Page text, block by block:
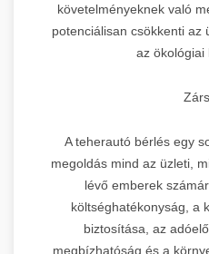
követelményeknek való
potenciálisan csökkenti az
az ökológiai
A teherautó bérlés egy
megoldás mind az üzleti,
lévő emberek
költséghatékonyság, a
biztosítása, az
megbízhatóság és a